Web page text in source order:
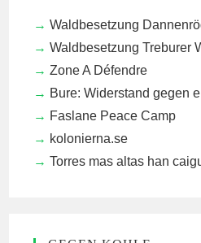
Waldbesetzung
Waldbesetzung Treburer
Zone A Défendre
Bure: Widerstand gegen
Faslane Peace Camp
kolonierna.se
Torres mas altas han